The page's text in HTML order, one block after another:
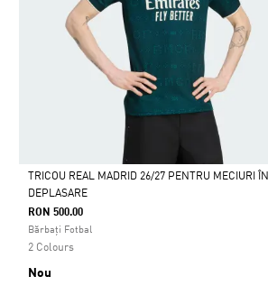
Da
TRICOU REAL MADRID 26/27 PENTRU MECIURI ÎN
DEPLASARE
RON 500.00
Bărbați Fotbal
2 Colours
Nou